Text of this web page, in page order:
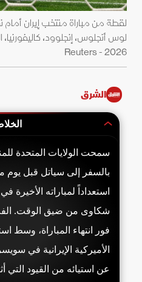
لقطة من مباراة منتخب إيران
2026 - Reuters
الشرق
سمحت الولايات المتحدة
بالسفر إلى سياتل قبل يوم
شكاوى من ضيق الوقت.
فور انتهاء المباراة، وسط
الأميركية الإيرانية في
عن استيائه من القيود